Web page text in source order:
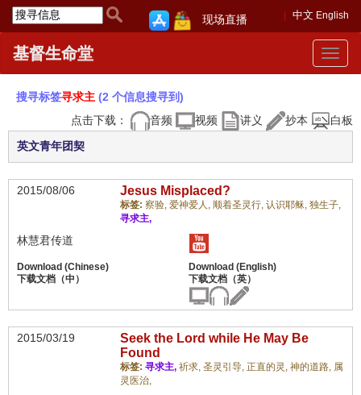
中文 English
现场直播
Toggle
基督生命堂
搜寻标签寻求主 (2 个信息搜寻到)
点击下载：
音频 视频 讲义 抄本 白板
英文青年团契
2015/08/06 Jesus Misplaced?
标签: 察验, 爱神爱人, 顺着圣灵行, 认识耶稣, 独生子,
寻求主,
林慧君传道
2015/03/19
Seek the Lord while He May Be
Found
标签: 寻求主, 祈求, 圣灵引导, 正直的灵, 神的道路, 属
灵医治,